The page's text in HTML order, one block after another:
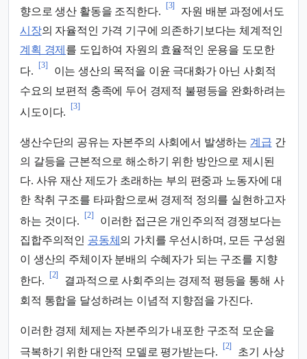
향으로 생산 활동을 조직한다.
[3]
자원 배분 과정에서도
시장의 자율적인 가격 기구에 의존하기보다는 체계적인
계획 경제 를 도입하여 자원의 효율적인 운용을 도모한
다.
[3]
이는 생산의 목적을 이윤 극대화가 아닌 사회적
수요의 보편적 충족에 두어 경제적 불평등을 완화하려는
시도이다.
[3]
생산수단의 공유는 자본주의 사회에서 발생하는 계급 간
의 갈등을 근본적으로 해소하기 위한 방안으로 제시된
다. 사유 재산 제도가 초래하는 부의 편중과 노동자에 대
한 착취 구조를 타파함으로써 경제적 정의를 실현하고자
하는 것이다.
[2]
이러한 접근은 개인주의적 경쟁보다는
집합주의적인 공동체 의 가치를 우선시하며, 모든 구성원
이 생산의 주체이자 분배의 수혜자가 되는 구조를 지향
한다.
[2]
결과적으로 사회주의는 경제적 평등을 통해 사
회적 통합을 달성하려는 이념적 지향점을 가진다.
이러한 경제 체제는 자본주의가 내포한 구조적 모순을
극복하기 위한 대안적 모델로 평가받는다.
[2]
초기 사상